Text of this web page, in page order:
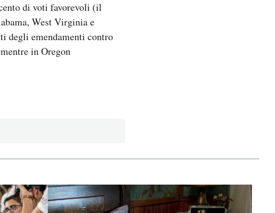
di voti favorevoli (il
West Virginia e
degli emendamenti contro
in Oregon